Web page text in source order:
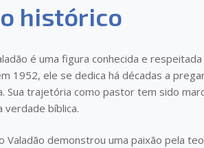
histórico
é uma figura conhecida e
1952, ele se dedica há décadas a
Sua trajetória como pastor tem sido
verdade bíblica.
Valadão demonstrou uma paixão pela